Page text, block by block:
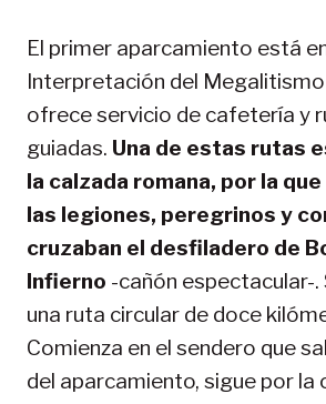
El primer aparcamiento está
Interpretación del
ofrece servicio de cafetería y
guiadas. Una de estas rutas
la calzada romana, por la
las legiones, peregrinos y
cruzaban el desfiladero de
Infierno -cañón espectacular-
una ruta circular de doce
Comienza en el sendero que
del aparcamiento, sigue por la